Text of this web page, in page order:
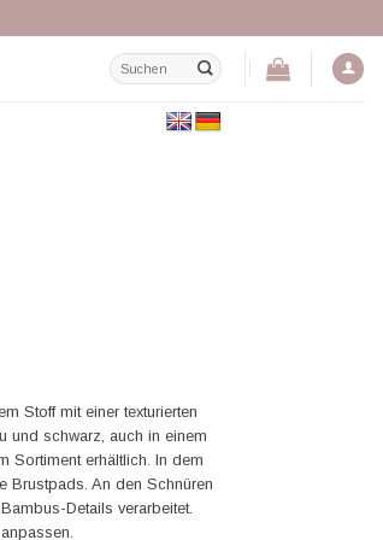
Suchen
nach:
Stoff mit einer texturierten
und schwarz, auch in einem
Sortiment erhältlich. In dem
Brustpads. An den Schnüren
Details verarbeitet.